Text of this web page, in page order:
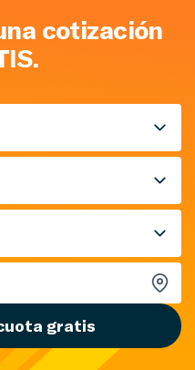
cotización
gratis